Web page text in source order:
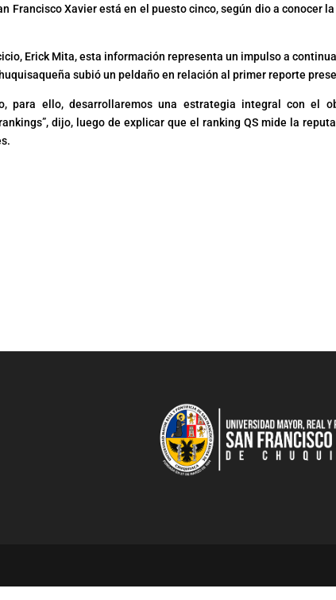
Francisco Xavier está en el puesto cinco, según dio a conocer
Erick Mita, esta información representa un impulso a
subió un peldaño en relación al primer reporte
para ello, desarrollaremos una estrategia integral con el
dijo, luego de explicar que el ranking QS mide la